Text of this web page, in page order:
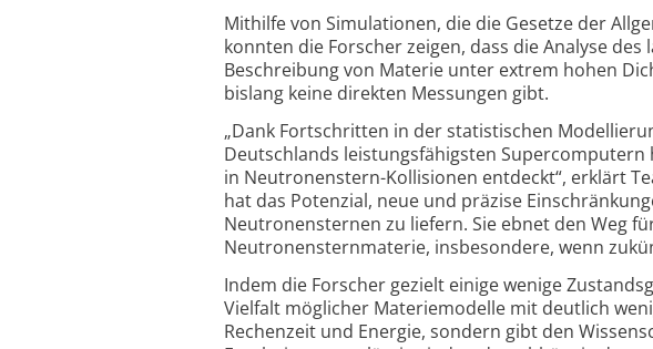
Mithilfe von Simulationen, die die Gesetze der
konnten die Forscher zeigen, dass die Analyse
Beschreibung von Materie unter extrem hohen
bislang keine direkten Messungen gibt.
„Dank Fortschritten in der statistischen
Deutschlands leistungsfähigsten Supercomputern
in Neutronenstern-Kollisionen entdeckt“, erklärt
hat das Potenzial, neue und präzise
Neutronensternen zu liefern. Sie ebnet den Weg
Neutronensternmaterie, insbesondere, wenn
Indem die Forscher gezielt einige wenige
Vielfalt möglicher Materiemodelle mit deutlich
Rechenzeit und Energie, sondern gibt den